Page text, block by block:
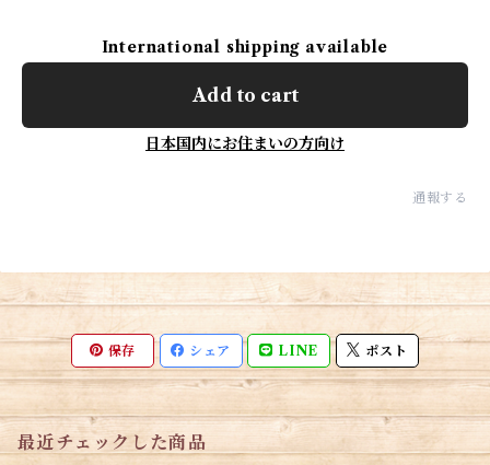
International shipping available
Add to cart
日本国内にお住まいの方向け
通報する
保存 シェア LINE ポスト
最近チェックした商品